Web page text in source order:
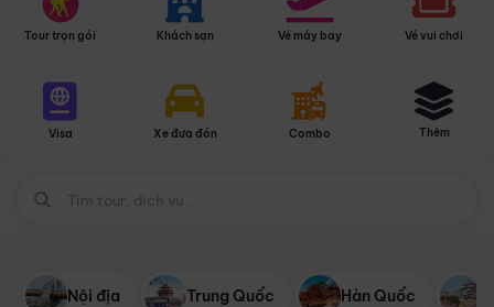
Tour trọn gói Khách sạn Vé máy bay Vé vui chơi
Visa Xe đưa đón Combo Thêm
Nội địa Trung Quốc Hàn Quốc